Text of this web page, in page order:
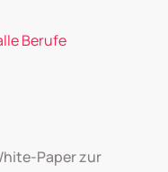
Berufe
Paper zur